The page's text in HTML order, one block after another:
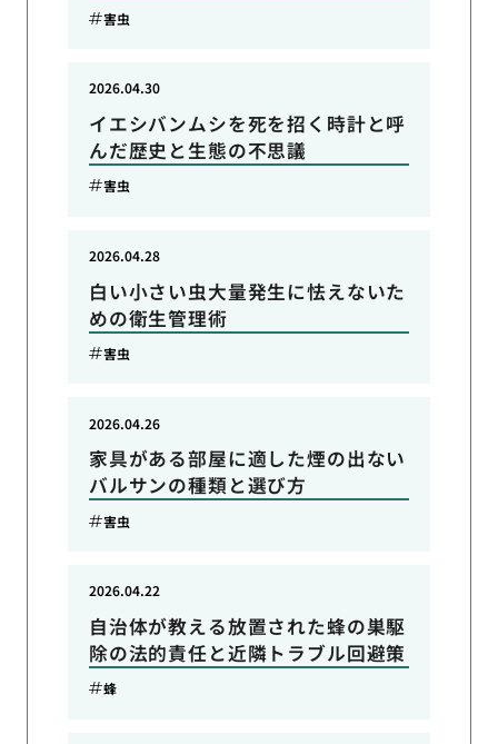
害虫
イエシバンムシを死を招く時計と呼
んだ歴史と生態の不思議
2026.04.30
害虫
白い小さい虫大量発生に怯えないた
めの衛生管理術
2026.04.28
害虫
家具がある部屋に適した煙の出ない
バルサンの種類と選び方
2026.04.26
害虫
自治体が教える放置された蜂の巣駆
除の法的責任と近隣トラブル回避策
2026.04.22
蜂